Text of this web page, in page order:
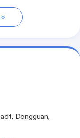
Dongguan,